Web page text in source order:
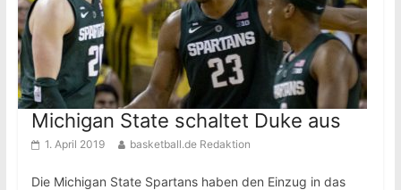
Michigan State schaltet Duke aus
1. April 2019 basketball.de Redaktion
Die Michigan State Spartans haben den Einzug in das